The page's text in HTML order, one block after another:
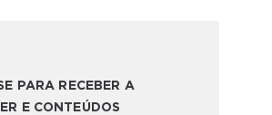
PARA RECEBER A
E CONTEÚDOS